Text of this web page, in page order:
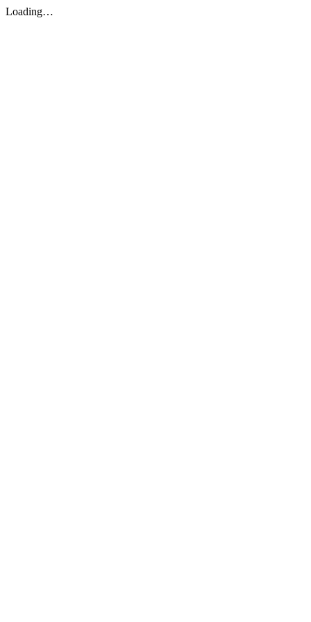
Loading…